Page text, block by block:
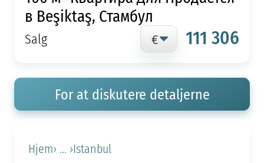
в Beşiktaş, Стамбул
Salg 111 306
For at diskutere detaljerne
Hjem› ... ›Istanbul